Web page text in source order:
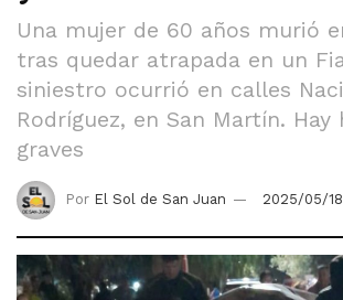
Una mujer de 60 años murió
tras quedar atrapada en un
siniestro ocurrió en calles
Rodríguez, en San Martín. Hay
graves
Por El Sol de San Juan 2025/05/18